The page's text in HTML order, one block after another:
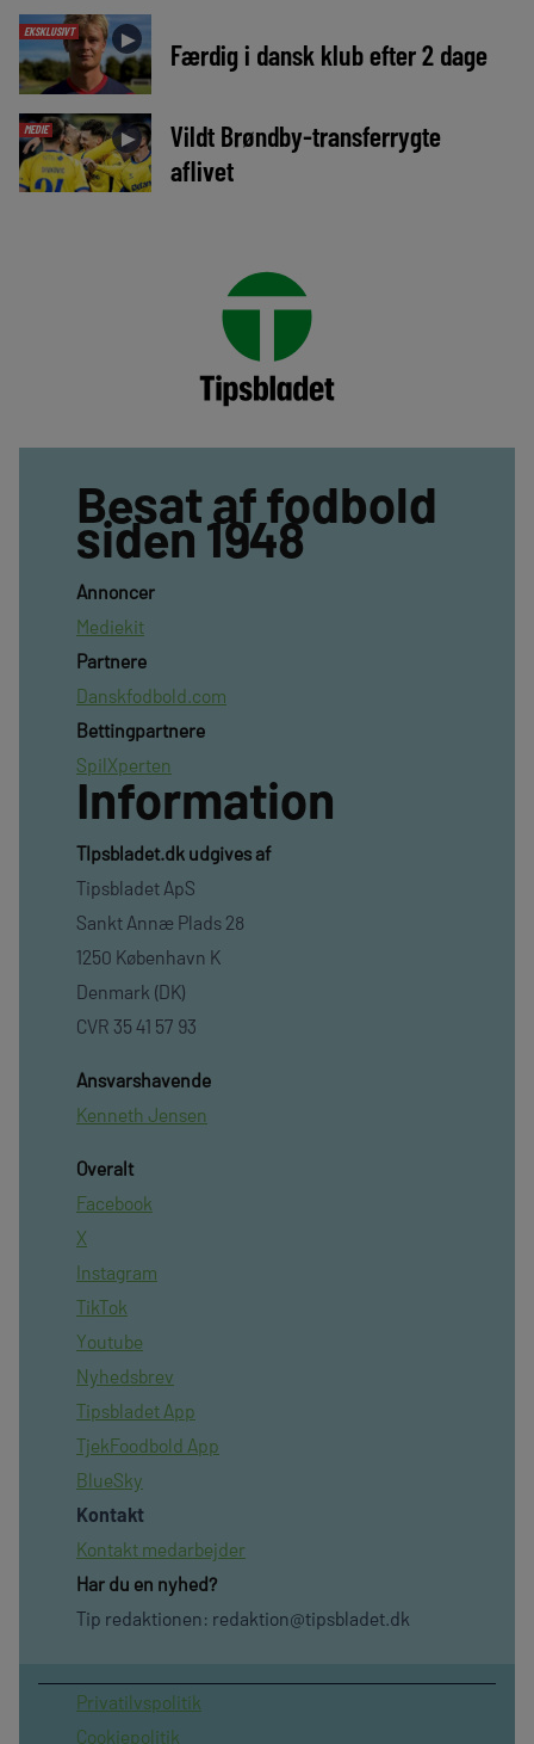
EKSKLUSIVT ► Færdig i dansk klub efter 2 dage
MEDIE ►
Vildt Brøndby-transferrygte
aflivet
Besat af fodbold
siden 1948
Annoncer
Mediekit
Partnere
Danskfodbold.com
Bettingpartnere
SpilXperten
Information
TIpsbladet.dk udgives af
Tipsbladet ApS
Sankt Annæ Plads 28
1250 København K
Denmark (DK)
CVR 35 41 57 93
Ansvarshavende
Kenneth Jensen
Overalt
Facebook
X
Instagram
TikTok
Youtube
Nyhedsbrev
Tipsbladet App
TjekFoodbold App
BlueSky
Kontakt
Kontakt medarbejder
Har du en nyhed?
Tip redaktionen: redaktion@tipsbladet.dk
Privatilvspolitik
Cookiepolitik